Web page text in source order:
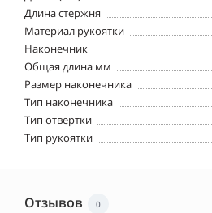
Длина стержня
Материал рукоятки
Наконечник
Общая длина мм
Размер наконечника
Тип наконечника
Тип отвертки
Тип рукоятки
Отзывов 0